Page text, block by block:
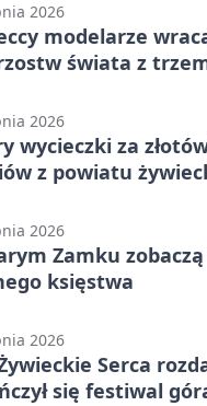
2026
modelarze
świata z
2026
wycieczki za
z powiatu
2026
Zamku
księstwa
2026
Serca
się festiwal